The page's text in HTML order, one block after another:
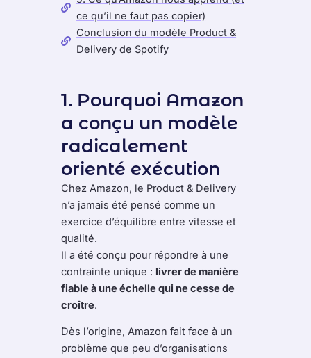
ce qu’il ne faut pas copier)
Conclusion du modèle Product &
Delivery de Spotify
1. Pourquoi Amazon
a conçu un modèle
radicalement
orienté exécution
Chez Amazon, le Product & Delivery
n’a jamais été pensé comme un
exercice d’équilibre entre vitesse et
qualité.
Il a été conçu pour répondre à une
contrainte unique : livrer de manière
fiable à une échelle qui ne cesse de
croître.
Dès l’origine, Amazon fait face à un
problème que peu d’organisations